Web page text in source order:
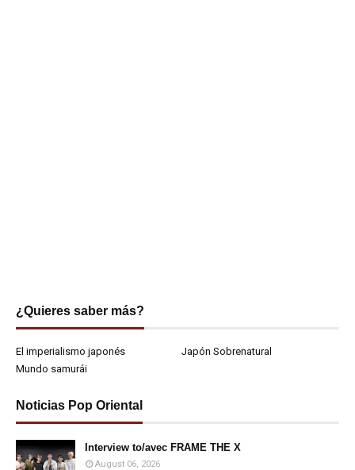
¿Quieres saber más?
El imperialismo japonés
Japón Sobrenatural
Mundo samurái
Noticias Pop Oriental
Interview to/avec FRAME THE X
August 06, 2026